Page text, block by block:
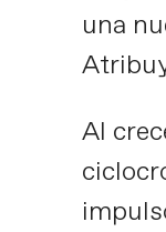
una
Al